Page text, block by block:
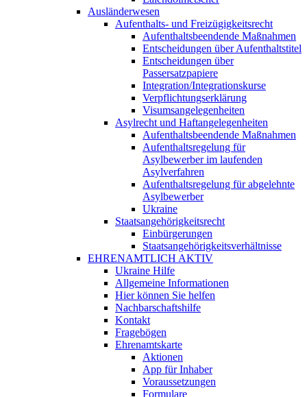
Ausländerwesen
Aufenthalts- und Freizügigkeitsrecht
Aufenthaltsbeendende Maßnahmen
Entscheidungen über Aufenthaltstitel
Entscheidungen über
Passersatzpapiere
Integration/Integrationskurse
Verpflichtungserklärung
Visumsangelegenheiten
Asylrecht und Haftangelegenheiten
Aufenthaltsbeendende Maßnahmen
Aufenthaltsregelung für
Asylbewerber im laufenden
Asylverfahren
Aufenthaltsregelung für abgelehnte
Asylbewerber
Ukraine
Staatsangehörigkeitsrecht
Einbürgerungen
Staatsangehörigkeitsverhältnisse
EHRENAMTLICH AKTIV
Ukraine Hilfe
Allgemeine Informationen
Hier können Sie helfen
Nachbarschaftshilfe
Kontakt
Fragebögen
Ehrenamtskarte
Aktionen
App für Inhaber
Voraussetzungen
Formulare